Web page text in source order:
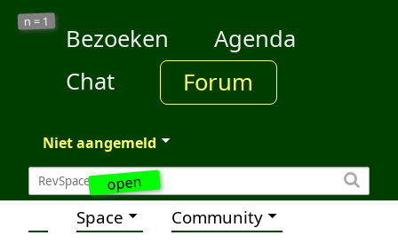
open
n = 1
Bezoeken
Agenda
Chat
Forum
Niet aangemeld
Space Community